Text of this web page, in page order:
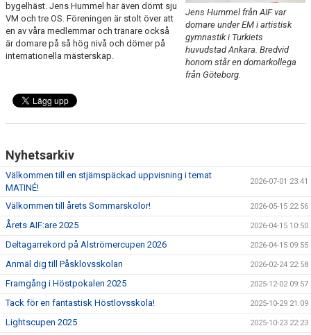
GYMNASTIKENS HUS
GRÖNA TRÅDEN
Jens Hummel från AIF var
domare under EM i artistisk
gymnastik i Turkiets
huvudstad Ankara. Bredvid
honom står en domarkollega
från Göteborg.
bygelhäst. Jens Hummel har även dömt sju
VM och tre OS. Föreningen är stolt över att
en av våra medlemmar och tränare också
är domare på så hög nivå och dömer på
internationella mästerskap.
Nyhetsarkiv
Välkommen till en stjärnspäckad uppvisning i temat
MATINÉ!
2026-07-01 23:41
Välkommen till årets Sommarskolor! 2026-05-15 22:56
Årets AIF:are 2025 2026-04-15 10:50
Deltagarrekord på Alströmercupen 2026 2026-04-15 09:55
Anmäl dig till Påsklovsskolan 2026-02-24 22:58
Framgång i Höstpokalen 2025 2025-12-02 09:57
Tack för en fantastisk Höstlovsskola! 2025-10-29 21:09
Lightscupen 2025 2025-10-23 22:23